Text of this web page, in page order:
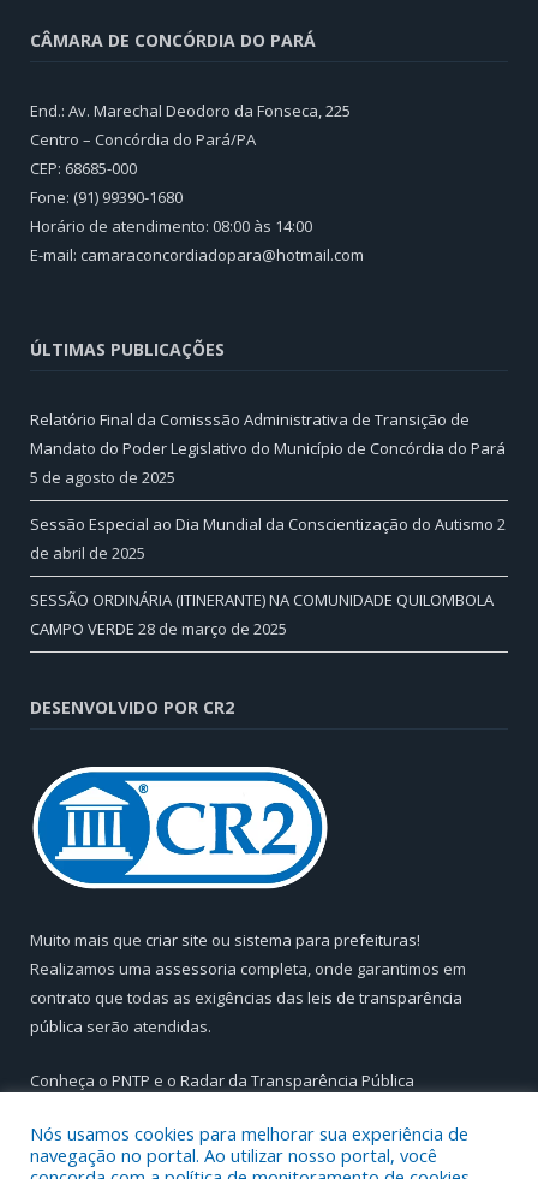
CÂMARA DE CONCÓRDIA DO PARÁ
End.: Av. Marechal Deodoro da Fonseca, 225
Centro – Concórdia do Pará/PA
CEP: 68685-000
Fone: (91) 99390-1680
Horário de atendimento: 08:00 às 14:00
E-mail: camaraconcordiadopara@hotmail.com
ÚLTIMAS PUBLICAÇÕES
Relatório Final da Comisssão Administrativa de Transição de
Mandato do Poder Legislativo do Município de Concórdia do Pará
5 de agosto de 2025
Sessão Especial ao Dia Mundial da Conscientização do Autismo 2
de abril de 2025
SESSÃO ORDINÁRIA (ITINERANTE) NA COMUNIDADE QUILOMBOLA
CAMPO VERDE 28 de março de 2025
DESENVOLVIDO POR CR2
Muito mais que criar site ou sistema para prefeituras!
Realizamos uma assessoria completa, onde garantimos em
contrato que todas as exigências das leis de transparência
pública serão atendidas.
Conheça o PNTP e o Radar da Transparência Pública
Nós usamos cookies para melhorar sua experiência de
navegação no portal. Ao utilizar nosso portal, você